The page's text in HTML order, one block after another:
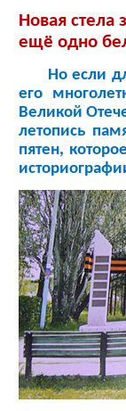
Новая стела
ещё одно
Но если
его
Великой
летопись
пятен,